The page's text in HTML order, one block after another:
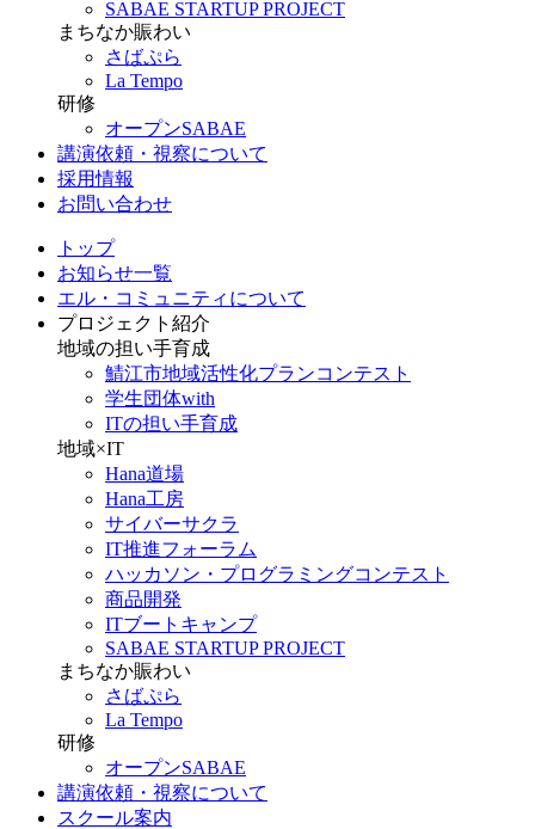
SABAE STARTUP PROJECT
まちなか賑わい
さばぷら
La Tempo
研修
オープンSABAE
講演依頼・視察について
採用情報
お問い合わせ
トップ
お知らせ一覧
エル・コミュニティについて
プロジェクト紹介
地域の担い手育成
鯖江市地域活性化プランコンテスト
学生団体with
ITの担い手育成
地域×IT
Hana道場
Hana工房
サイバーサクラ
IT推進フォーラム
ハッカソン・プログラミングコンテスト
商品開発
ITブートキャンプ
SABAE STARTUP PROJECT
まちなか賑わい
さばぷら
La Tempo
研修
オープンSABAE
講演依頼・視察について
スクール案内